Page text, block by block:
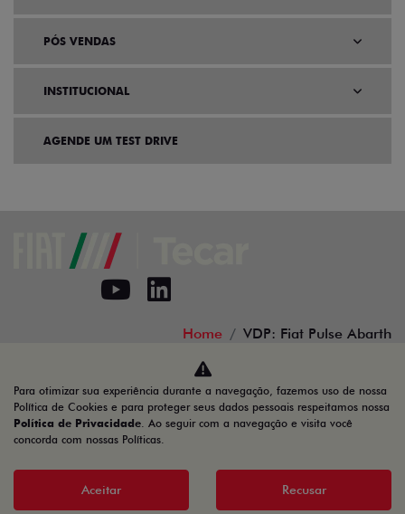
PÓS VENDAS
INSTITUCIONAL
AGENDE UM TEST DRIVE
Home VDP: Fiat Pulse Abarth
Desacelere. Seu bem maior é a vida.
TECAR MINAS AUTOMÓVEIS E SERVIÇOS LTDA
01.739.520/0001-83
Para otimizar sua experiência durante a navegação, fazemos uso de nossa
Política de Cookies e para proteger seus dados pessoais respeitamos nossa
Política de Privacidade. Ao seguir com a navegação e visita você
concorda com nossas Políticas.
Aceitar Recusar